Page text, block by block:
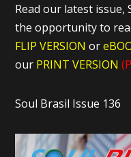
Read our latest issue,
the opportunity to
FLIP VERSION or
our PRINT VERSION
Soul Brasil Issue 136